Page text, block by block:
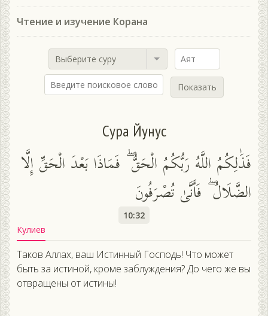
Чтение и изучение Корана
Выберите суру
Показать
Сура Йунус
فَذَٰلِكُمُ اللَّهُ رَبُّكُمُ الْحَقُّ ۖ فَمَاذَا بَعْدَ الْحَقِّ إِلَّا
الضَّلَالُ ۖ فَأَنَّىٰ تُصْرَفُونَ
10:32
Кулиев
Таков Аллах, ваш Истинный Господь! Что может
быть за истиной, кроме заблуждения? До чего же вы
отвращены от истины!